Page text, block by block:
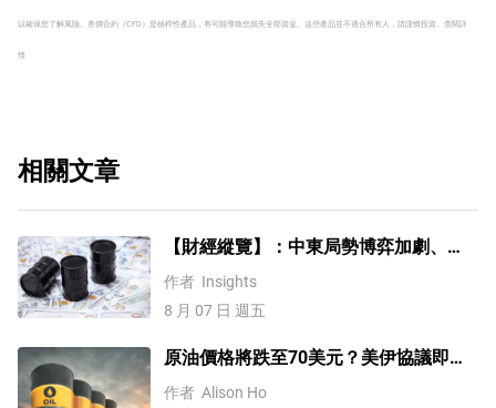
以確保您了解風險。 差價合約（CFD）是槓桿性產品，有可能導致您損失全部資金。這些產品並不適合所有人，請謹慎投資。 查閱詳
情
相關文章
【財經縱覽】：中東局勢博弈加劇、
WTI原油漲超4%，10年期美債殖利率、
美元反彈，道指終結五連漲！
作者 Insights
8 月 07 日 週五
原油價格將跌至70美元？美伊協議即將
達成，但小心衝突再起
作者 Alison Ho